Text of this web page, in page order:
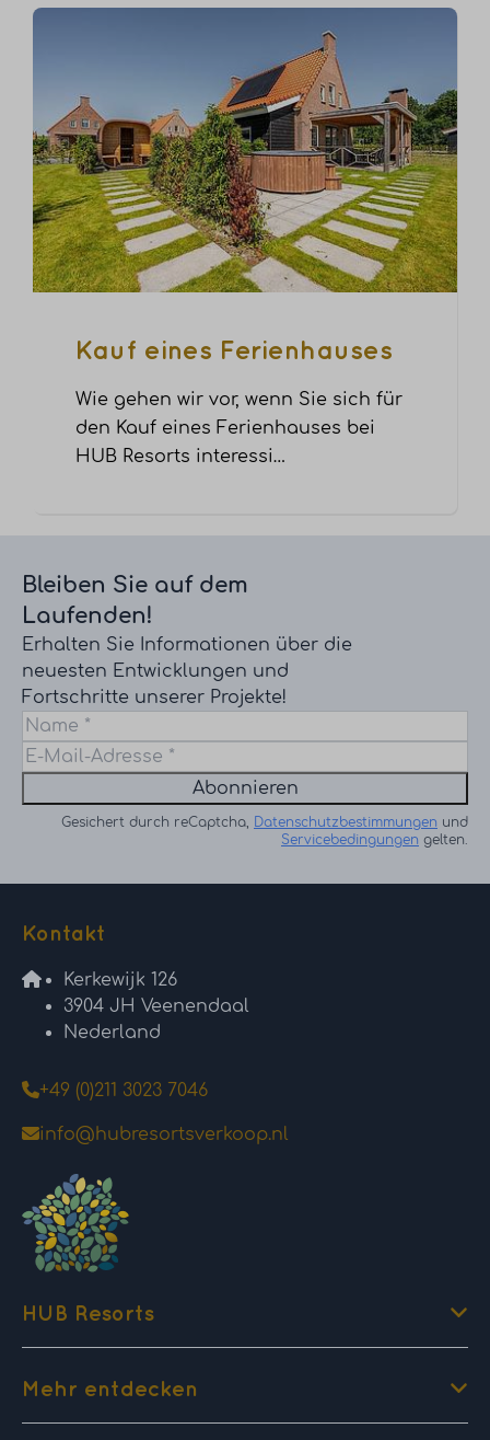
Kauf eines Ferienhauses
Wie gehen wir vor, wenn Sie sich für
den Kauf eines Ferienhauses bei
HUB Resorts interessi…
Bleiben Sie auf dem
Laufenden!
Erhalten Sie Informationen über die
neuesten Entwicklungen und
Fortschritte unserer Projekte!
Abonnieren
Gesichert durch reCaptcha, Datenschutzbestimmungen und
Servicebedingungen gelten.
Kontakt
Kerkewijk 126
3904 JH Veenendaal
Nederland
+49 (0)211 3023 7046
info@hubresortsverkoop.nl
HUB Resorts
Mehr entdecken